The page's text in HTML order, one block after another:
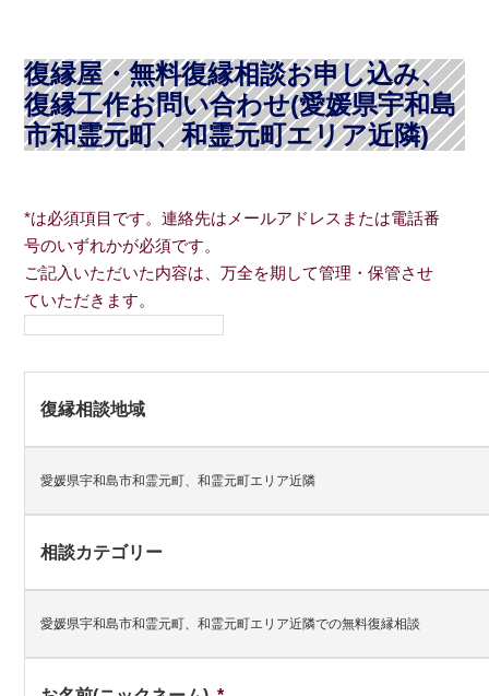
復縁屋・無料復縁相談お申し込み、
復縁工作お問い合わせ(愛媛県宇和島
市和霊元町、和霊元町エリア近隣)
*は必須項目です。連絡先はメールアドレスまたは電話番
号のいずれかが必須です。
ご記入いただいた内容は、万全を期して管理・保管させ
ていただきます。
復縁相談地域
愛媛県宇和島市和霊元町、和霊元町エリア近隣
相談カテゴリー
愛媛県宇和島市和霊元町、和霊元町エリア近隣での無料復縁相談